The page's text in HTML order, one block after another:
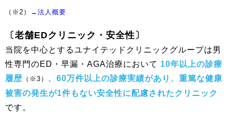
（※2）→ 法人概要
〔老舗EDクリニック・安全性〕
当院を中心とするユナイテッドクリニックグループは男
性専門のED・早漏・AGA治療において 10年以上の診療
履歴 （※3） 、60万件以上の診療実績があり、重篤な健康
被害の発生が1件もない安全性に配慮されたクリニック
です。